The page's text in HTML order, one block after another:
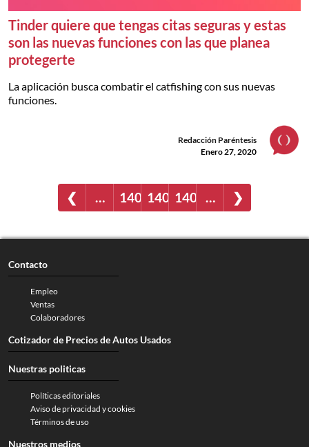
Tinder quiere que tengas citas seguras y estas
son las nuevas funciones con las que planea
protegerte
La aplicación busca combatir el catfishing con sus nuevas
funciones.
Redacción Paréntesis
Enero 27, 2020
❮ … 140014011402 … ❯
Contacto
Empleo
Ventas
Colaboradores
Cotizador de Precios de Autos Usados
Nuestras politicas
Políticas editoriales
Aviso de privacidad y cookies
Términos de uso
Nuestros medios